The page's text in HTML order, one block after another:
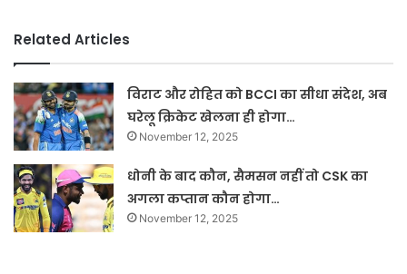
Related Articles
विराट और रोहित को BCCI का सीधा संदेश, अब
घरेलू क्रिकेट खेलना ही होगा…
November 12, 2025
धोनी के बाद कौन, सैमसन नहीं तो CSK का
अगला कप्तान कौन होगा…
November 12, 2025